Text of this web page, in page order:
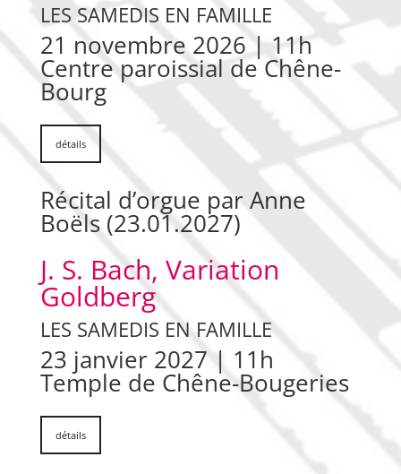
LES SAMEDIS EN FAMILLE
21 novembre 2026 | 11h
Centre paroissial de Chêne-
Bourg
détails
Récital d’orgue par Anne
Boëls (23.01.2027)
J. S. Bach, Variation
Goldberg
LES SAMEDIS EN FAMILLE
23 janvier 2027 | 11h
Temple de Chêne-Bougeries
détails